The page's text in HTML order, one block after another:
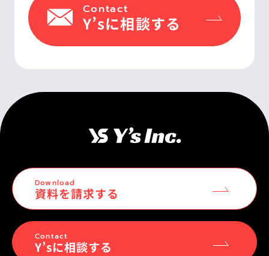
Contact
Y’sに相談する
Download
資料を請求する
Contact
Y’sに相談する